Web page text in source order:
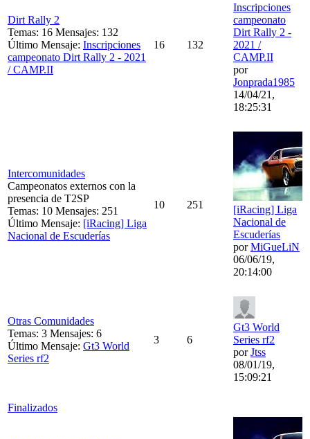
Dirt Rally 2
Temas: 16 Mensajes: 132
Último Mensaje: Inscripciones
campeonato Dirt Rally 2 - 2021
/ CAMP.II
16 132
Inscripciones
campeonato
Dirt Rally 2 -
2021 /
CAMP.II
por
Jonprada1985
14/04/21,
18:25:31
Intercomunidades
Campeonatos externos con la
presencia de T2SP
Temas: 10 Mensajes: 251
Último Mensaje: [iRacing] Liga
Nacional de Escuderías
10 251
[iRacing] Liga
Nacional de
Escuderías
porMiGueLiN
06/06/19,
20:14:00
Otras Comunidades
Temas: 3 Mensajes: 6
Último Mensaje: Gt3 World
Series rf2
3 6
Gt3 World
Series rf2
porJtss
08/01/19,
15:09:21
Finalizados